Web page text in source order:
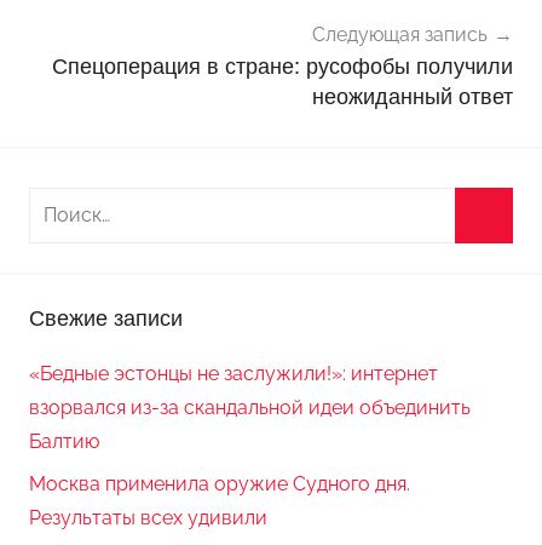
Следующая запись
Спецоперация в стране: русофобы получили
неожиданный ответ
Свежие записи
«Бедные эстонцы не заслужили!»: интернет
взорвался из-за скандальной идеи объединить
Балтию
Москва применила оружие Судного дня.
Результаты всех удивили